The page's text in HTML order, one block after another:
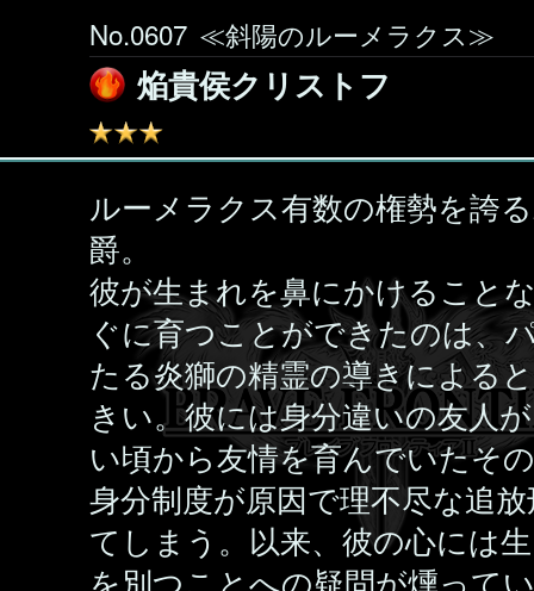
No.0607 ≪斜陽のルーメラクス≫
焔貴侯クリストフ
ルーメラクス有数の権勢を誇
爵。
彼が生まれを鼻にかけること
ぐに育つことができたのは、
たる炎獅の精霊の導きによる
きい。彼には身分違いの友人
い頃から友情を育んでいたそ
身分制度が原因で理不尽な追
てしまう。以来、彼の心には
を別つことへの疑問が燻って